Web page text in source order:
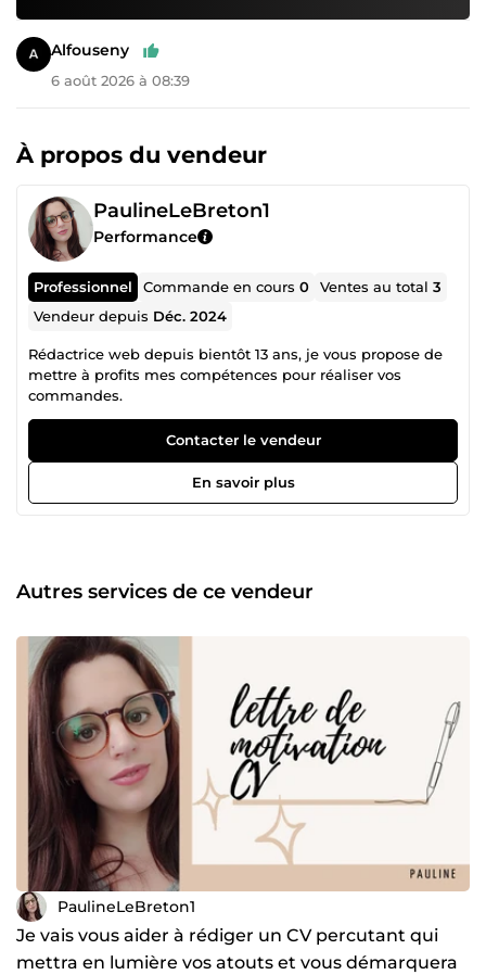
Alfouseny
6 août 2026 à 08:39
À propos du vendeur
PaulineLeBreton1
Performance
Professionnel Commande en cours0 Ventes au total3
Vendeur depuis Déc. 2024
Rédactrice web depuis bientôt 13 ans, je vous propose de
mettre à profits mes compétences pour réaliser vos
commandes.
Contacter le vendeur
En savoir plus
Autres services de ce vendeur
PaulineLeBreton1
Je vais vous aider à rédiger un CV percutant qui
mettra en lumière vos atouts et vous démarquera